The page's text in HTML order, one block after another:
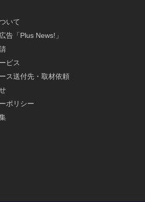
いて
告「Plus News!」
ビス
ス送付先・取材依頼
ポリシー